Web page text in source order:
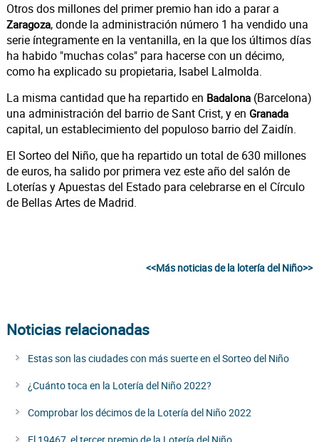
Otros dos millones del primer premio han ido a parar a
Zaragoza, donde la administración número 1 ha vendido una
serie íntegramente en la ventanilla, en la que los últimos días
ha habido "muchas colas" para hacerse con un décimo,
como ha explicado su propietaria, Isabel Lalmolda.
La misma cantidad que ha repartido en Badalona (Barcelona)
una administración del barrio de Sant Crist, y en Granada
capital, un establecimiento del populoso barrio del Zaidín.
El Sorteo del Niño, que ha repartido un total de 630 millones
de euros, ha salido por primera vez este año del salón de
Loterías y Apuestas del Estado para celebrarse en el Círculo
de Bellas Artes de Madrid.
<<Más noticias de la lotería del Niño>>
Noticias relacionadas
Estas son las ciudades con más suerte en el Sorteo del Niño
¿Cuánto toca en la Lotería del Niño 2022?
Comprobar los décimos de la Lotería del Niño 2022